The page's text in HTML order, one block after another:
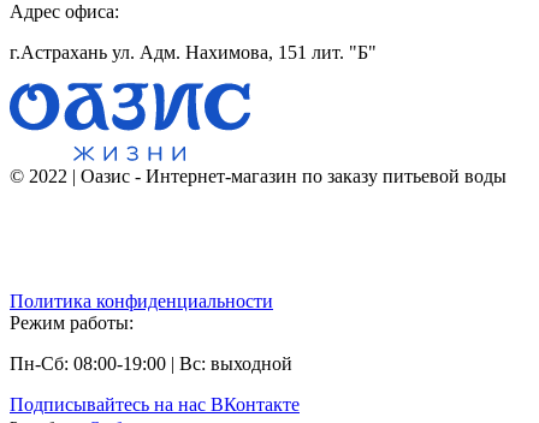
Адрес офиса:
г.Астрахань ул. Адм. Нахимова, 151 лит. "Б"
© 2022 | Оазис - Интернет-магазин по заказу питьевой воды
Политика конфиденциальности
Режим работы:
Пн-Сб: 08:00-19:00 | Вс: выходной
Подписывайтесь на наc ВКонтакте